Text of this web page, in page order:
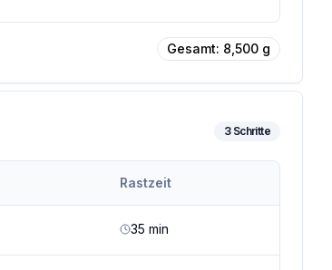
Gesamt: 8,500 g
3Schritte
Rastzeit
35 min